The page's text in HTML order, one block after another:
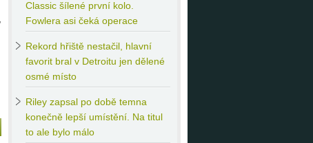
Classic šílené první kolo.
Fowlera asi čeká operace
Rekord hřiště nestačil, hlavní
favorit bral v Detroitu jen dělené
osmé místo
Riley zapsal po době temna
konečně lepší umístění. Na titul
to ale bylo málo